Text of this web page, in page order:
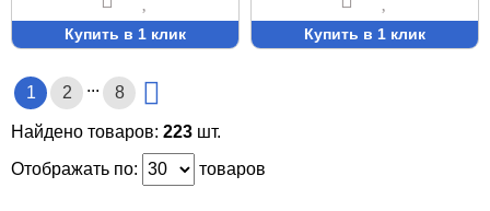
Купить в 1 клик Купить в 1 клик
1 2 ... 8
Найдено товаров: 223 шт.
Отображать по:
товаров